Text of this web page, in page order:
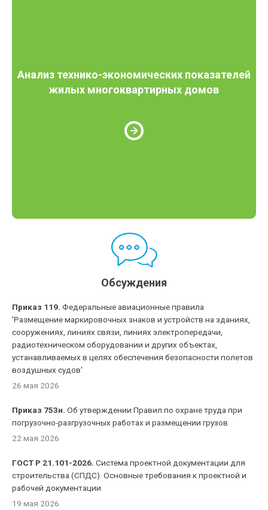
Анализ технико-экономических показателей
жилых многоквартирных домов
Обсуждения
Приказ 119. Федеральные авиационные правила
'Размещение маркировочных знаков и устройств на зданиях,
сооружениях, линиях связи, линиях электропередачи,
радиотехническом оборудовании и других объектах,
устанавливаемых в целях обеспечения безопасности полетов
воздушных судов'
26 мая 2026
Приказ 753н. Об утверждении Правил по охране труда при
погрузочно-разгрузочных работах и размещении грузов
22 мая 2026
ГОСТ Р 21.101-2026. Система проектной документации для
строительства (СПДС). Основные требования к проектной и
рабочей документации
19 мая 2026